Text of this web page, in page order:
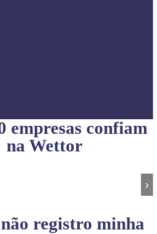
empresas confiam
na Wettor
›
registro minha